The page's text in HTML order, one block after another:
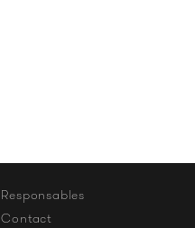
Responsables
Contact